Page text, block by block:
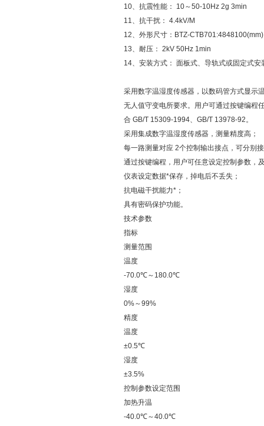
10、抗震性能： 10～50-10Hz 2g 3min
11、抗干扰： 4.4kV/M
12、外形尺寸：BTZ-CTB701:4848100(mm)
13、耐压： 2kV 50Hz 1min
14、安装方式： 面板式、导轨式或固定式安
采用数字温湿度传感器，以数码管方式显示
无人值守变电所要求。用户可通过按键编程
合 GB/T 15309-1994、GB/T 13978-92。
采用集成数字温湿度传感器，测量精度高；
每一路测量对应 2个控制输出接点，可分别
通过按键编程，用户可任意设定控制参数，
仪表设定数据*保存，掉电后不丢失；
抗电磁干扰能力*；
具有密码保护功能。
技术参数
指标
测量范围
温度
-70.0℃～180.0℃
湿度
0%～99%
精度
温度
±0.5℃
湿度
±3.5%
控制参数设定范围
加热升温
-40.0℃～40.0℃